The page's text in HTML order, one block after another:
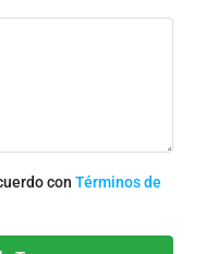
con Términos de